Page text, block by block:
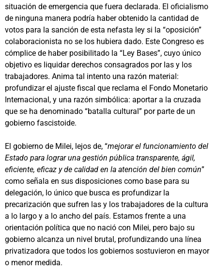
situación de emergencia que fuera declarada. El oficialismo
de ninguna manera podría haber obtenido la cantidad de
votos para la sanción de esta nefasta ley si la “oposición”
colaboracionista no se los hubiera dado. Este Congreso es
cómplice de haber posibilitado la “Ley Bases”, cuyo único
objetivo es liquidar derechos consagrados por las y los
trabajadores. Anima tal intento una razón material:
profundizar el ajuste fiscal que reclama el Fondo Monetario
Internacional, y una razón simbólica: aportar a la cruzada
que se ha denominado “batalla cultural” por parte de un
gobierno fascistoide.
El gobierno de Milei, lejos de, “mejorar el funcionamiento del
Estado para lograr una gestión pública transparente, ágil,
eficiente, eficaz y de calidad en la atención del bien común”
como señala en sus disposiciones como base para su
delegación, lo único que busca es profundizar la
precarización que sufren las y los trabajadores de la cultura
a lo largo y a lo ancho del país. Estamos frente a una
orientación política que no nació con Milei, pero bajo su
gobierno alcanza un nivel brutal, profundizando una línea
privatizadora que todos los gobiernos sostuvieron en mayor
o menor medida.